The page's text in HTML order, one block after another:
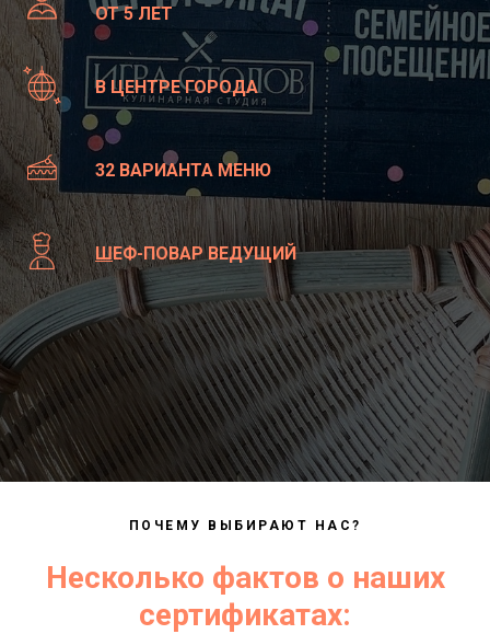
ОТ 5 ЛЕТ
В ЦЕНТРЕ ГОРОДА
32 ВАРИАНТА МЕНЮ
ШЕФ-ПОВАР ВЕДУЩИЙ
ПОЧЕМУ ВЫБИРАЮТ НАС?
Несколько фактов о наших
сертификатах: